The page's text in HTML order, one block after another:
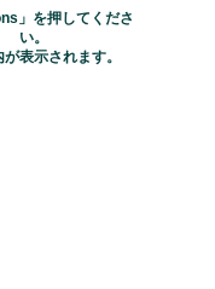
」を押してくださ
い。
表示されます。